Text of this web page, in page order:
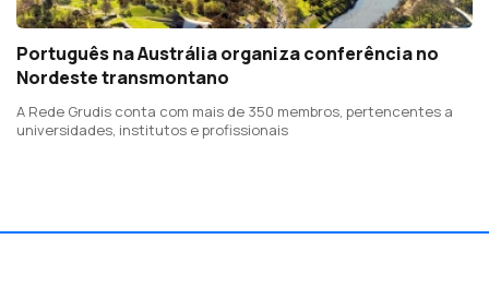
Português na Austrália organiza conferência no
Nordeste transmontano
A Rede Grudis conta com mais de 350 membros, pertencentes a
universidades, institutos e profissionais